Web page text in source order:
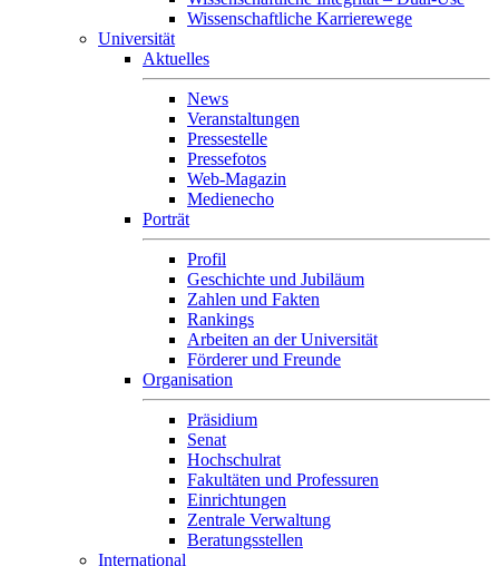
Wissenschaftliche Karrierewege
Universität
Aktuelles
News
Veranstaltungen
Pressestelle
Pressefotos
Web-Magazin
Medienecho
Porträt
Profil
Geschichte und Jubiläum
Zahlen und Fakten
Rankings
Arbeiten an der Universität
Förderer und Freunde
Organisation
Präsidium
Senat
Hochschulrat
Fakultäten und Professuren
Einrichtungen
Zentrale Verwaltung
Beratungsstellen
International